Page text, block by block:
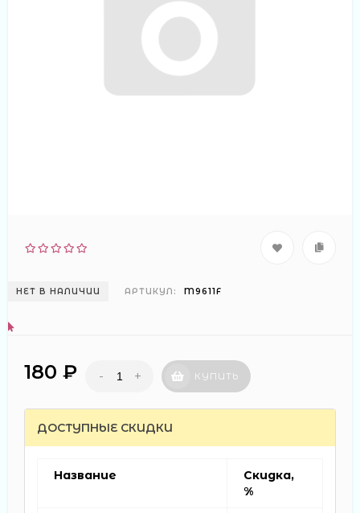
НЕТ В НАЛИЧИИ АРТИКУЛ: M9611F
180 ₽ - + КУПИТЬ
ДОСТУПНЫЕ СКИДКИ
Название
Скидка,
%